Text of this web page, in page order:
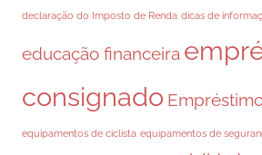
declaração do Imposto de Renda dicas de
educação financeira
consignado
equipamentos de ciclista equipamentos de